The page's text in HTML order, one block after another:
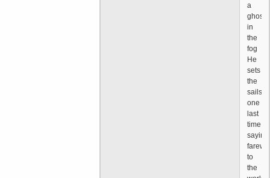
a
ghost
in
the
fog
He
sets
the
sails
one
last
time
saying
to
the